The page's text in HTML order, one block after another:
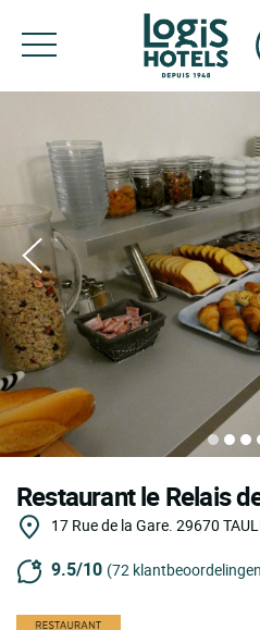
Restaurant le Relais
17 Rue de la Gare. 29670
9.5/10 (72